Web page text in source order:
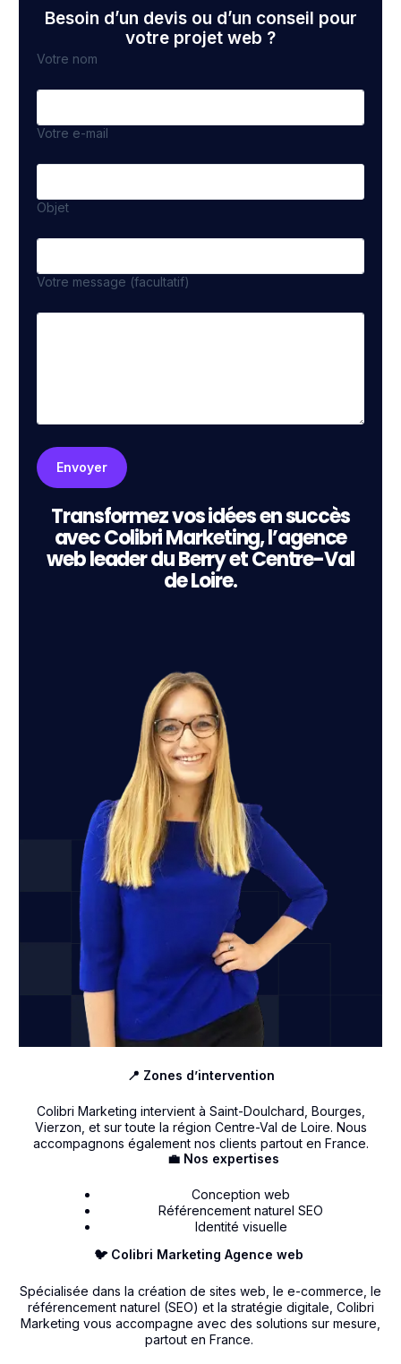
Besoin d’un devis ou d’un conseil pour
votre projet web ?
Votre nom
Votre e-mail
Objet
Votre message (facultatif)
Transformez vos idées en succès
avec Colibri Marketing, l’agence
web leader du Berry et Centre-Val
de Loire.
🐦 Colibri Marketing Agence web
Spécialisée dans la création de sites web, le e-commerce, le
référencement naturel (SEO) et la stratégie digitale, Colibri
Marketing vous accompagne avec des solutions sur mesure,
partout en France.
💼 Nos expertises
Conception web
Référencement naturel SEO
Identité visuelle
📍 Zones d’intervention
Colibri Marketing intervient à Saint-Doulchard, Bourges,
Vierzon, et sur toute la région Centre-Val de Loire. Nous
accompagnons également nos clients partout en France.